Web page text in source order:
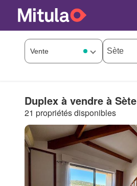
Duplex à vendre à Sète
21 propriétés disponibles